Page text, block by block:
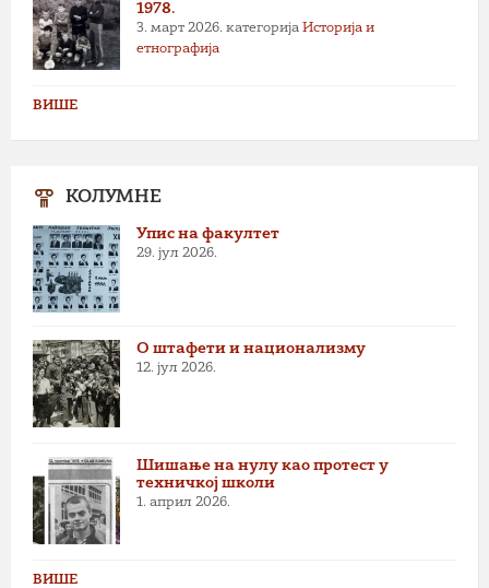
1978.
3. март 2026. категорија Историја и
етнографија
ВИШЕ
КОЛУМНЕ
Упис на факултет
29. јул 2026.
О штафети и национализму
12. јул 2026.
Шишање на нулу као протест у
техничкој школи
1. април 2026.
ВИШЕ